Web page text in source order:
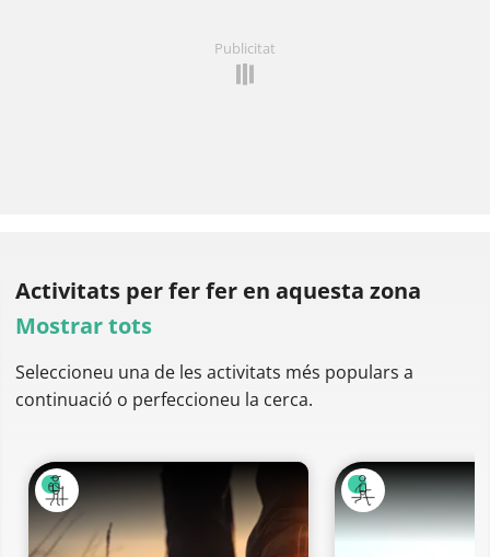
Publicitat
Activitats per ferfer en aquesta zona
Mostrar tots
Seleccioneu una de les activitats més populars a
continuació o perfeccioneu la cerca.